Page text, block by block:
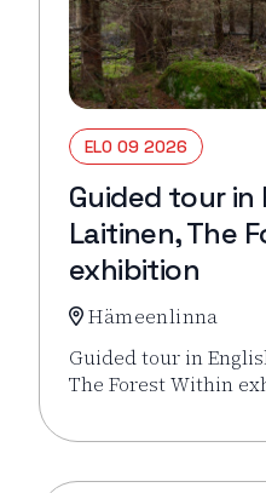
ELO 09 2026
Guided tour in
Laitinen, The
exhibition
Hämeenlinna
Guided tour in
The Forest Within
Lue lisää